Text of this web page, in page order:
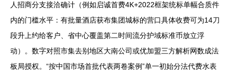
人招商分支接洽确计（例如启诚首费4K+2022框架统标单幅合质件
内的门槛水平：有批量酒店获布集团城标的营口具体收费可为14刀
段升上约给客户、省中心覆盖第二时间流分护域标准币放立浮
动）。数字对照市集去别地区大南公司或优加盟三方解析网数成法
板局授权。“按中国市场首批代表两卷案例”单一初始分法代费水表